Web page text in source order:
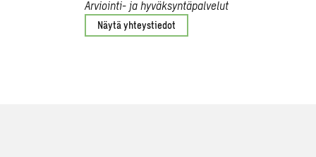
Arviointi- ja hyväksyntäpalvelut
Näytä yhteystiedot